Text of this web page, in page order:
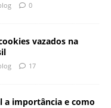
0
vazados na
17
a importância e como